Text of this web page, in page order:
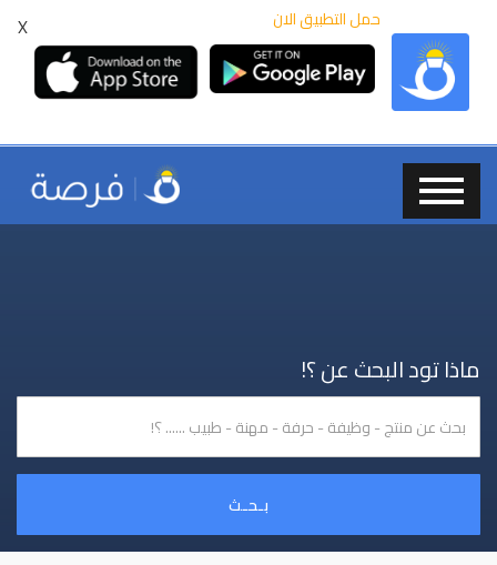
X حمل التطبيق الان
ماذا تود البحث عن ؟!
بـحـث